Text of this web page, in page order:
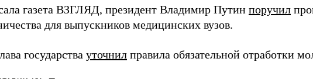
газета ВЗГЛЯД, президент Владимир Путин поручил
для выпускников медицинских вузов.
государства уточнил правила обязательной отработки